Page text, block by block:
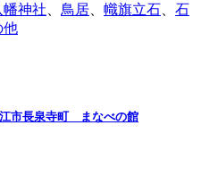
幡神社 鳥居 幟旗立石
石
他
市長泉寺町 まなべの館